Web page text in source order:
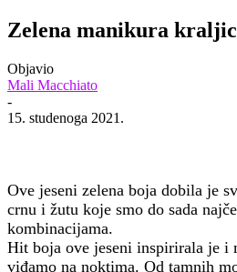
Zelena manikura
Objavio
Mali Macchiato
-
15. studenoga 2021.
Ove jeseni zelena boja dobila je
crnu i žutu koje smo do sada
kombinacijama.
Hit boja ove jeseni inspirirala je i
viđamo na noktima. Od tamnih